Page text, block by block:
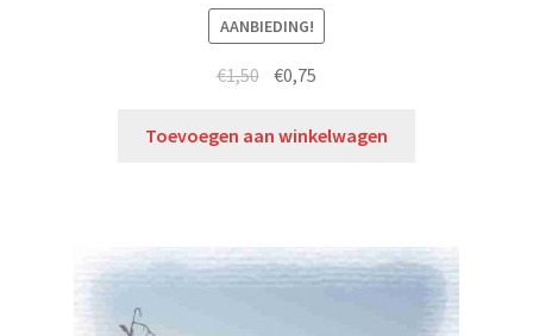
AANBIEDING!
€1,50 €0,75
Toevoegen aan winkelwagen